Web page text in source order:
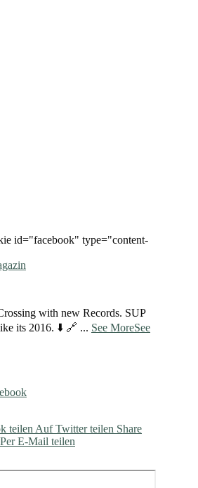
id="facebook" type="content-
with new Records. SUP
its 2016. ⬇️ 🔗 ... See MoreSee
teilen Auf Twitter teilen Share
Per E-Mail teilen